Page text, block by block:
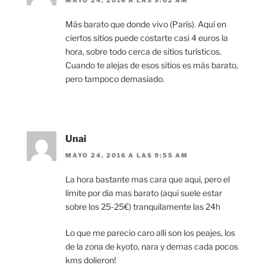
Más barato que donde vivo (París). Aquí en
ciertos sitios puede costarte casi 4 euros la
hora, sobre todo cerca de sitios turísticos.
Cuando te alejas de esos sitios es más barato,
pero tampoco demasiado.
Unai
MAYO 24, 2016 A LAS 9:55 AM
La hora bastante mas cara que aqui, pero el
limite por dia mas barato (aqui suele estar
sobre los 25-25€) tranquilamente las 24h
Lo que me parecio caro alli son los peajes, los
de la zona de kyoto, nara y demas cada pocos
kms dolieron!